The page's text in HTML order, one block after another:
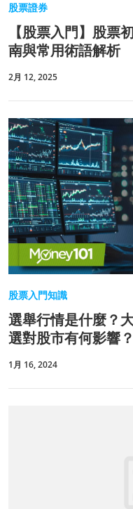
股票證券
【股票入門】股票
南與常用術語解析
2月 12, 2025
股票入門知識
選舉行情是什麼？
選對股市有何影響？
1月 16, 2024